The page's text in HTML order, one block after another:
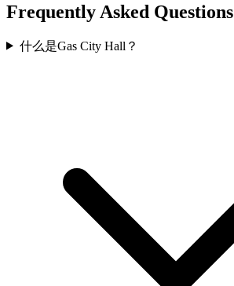
Frequently Asked Questions
什么是Gas City Hall？